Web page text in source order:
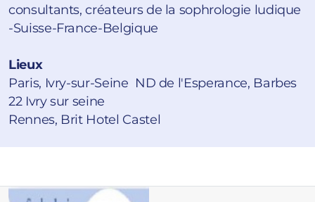
consultants, créateurs de la sophrologie ludique
-Suisse-France-Belgique
Lieux
Paris, Ivry-sur-Seine ND de l'Esperance, Barbes
22 Ivry sur seine
Rennes, Brit Hotel Castel